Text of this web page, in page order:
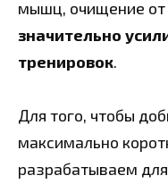
мышц, очищение
значительно
тренировок.
Для того, чтобы
максимально
разрабатываем